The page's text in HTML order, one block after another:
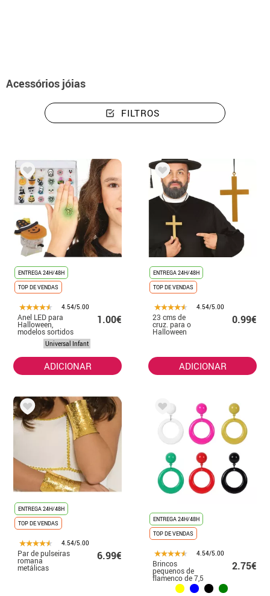
Acessórios jóias
FILTROS
ENTREGA 24H/48H
TOP DE VENDAS
4.54/5.00
Anel LED para
Halloween,
modelos sortidos
1.00€
Universal Infant
ADICIONAR
ENTREGA 24H/48H
TOP DE VENDAS
4.54/5.00
23 cms de
cruz. para o
Halloween
0.99€
ADICIONAR
ENTREGA 24H/48H
TOP DE VENDAS
4.54/5.00
Par de pulseiras
romana
metálicas
6.99€
ENTREGA 24H/48H
TOP DE VENDAS
4.54/5.00
Brincos
pequenos de
flamenco de 7,5
cm em várias
2.75€